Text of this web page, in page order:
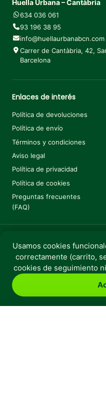
Huella Urbana – Cantàbria
634 036 061
93 196 38 95
info@huellaurbanabcn.com
Carrer de Cantàbria, 42,
Barcelona
Enlaces de interés
Política de devoluciones
Política de envío
Términos y condiciones
Aviso legal
Política de privacidad
Política de cookies
Preguntas frecuentes
(FAQ)
Copyright © 2025 Huella
Perro Peces
Usamos cookies
correctamente (carrito,
cookies de seguimiento